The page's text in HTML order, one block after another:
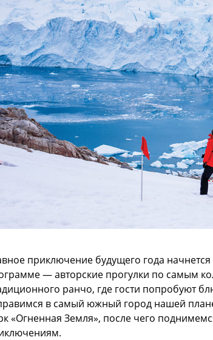
приключение будущего года
— авторские прогулки по самым
ранчо, где гости попробуют
в самый южный город нашей
«Огненная Земля», после чего